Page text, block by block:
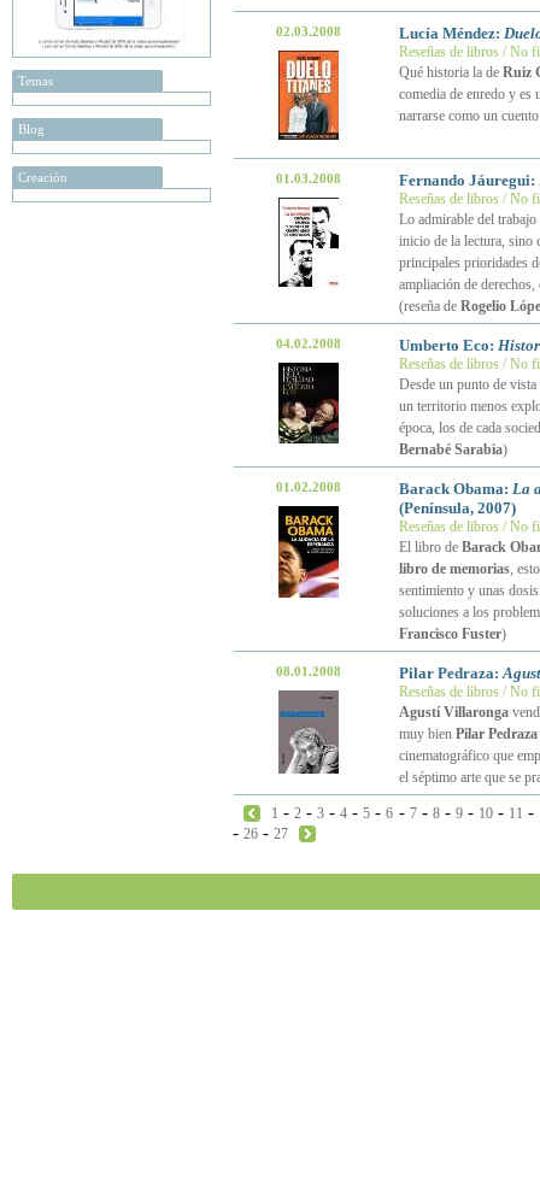
Temas
Blog
Creación
02.03.2008 Lucía Méndez:
Reseñas de libros / No
Qué historia la de Ruiz
comedia de enredo y es
narrarse como un
01.03.2008 Fernando Jáuregui:
Reseñas de libros / No
Lo admirable del
inicio de la lectura, sino
principales prioridades
ampliación de
(reseña de Rogelio
04.02.2008 Umberto Eco:
Reseñas de libros / No
Desde un punto de
un territorio menos
época, los de cada
Bernabé Sarabia)
01.02.2008 Barack Obama: La
(Península, 2007)
Reseñas de libros / No
El libro de Barack
libro de memorias,
sentimiento y unas
soluciones a los
Francisco Fuster)
08.01.2008 Pilar Pedraza:
Reseñas de libros / No
Agustí Villaronga
muy bien Pilar Pedraza
cinematográfico que
el séptimo arte que se
1 -2 -3 -4 -5 -6 - 7- 8- 9- 10- 11 -
- 26 - 27